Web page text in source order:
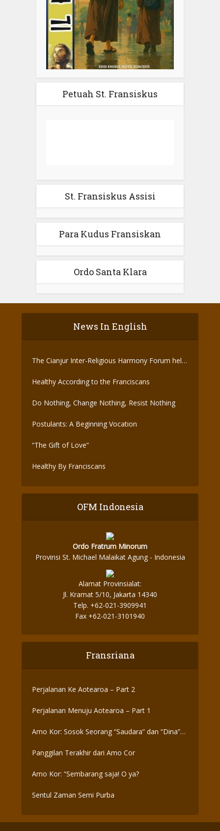
Petuah St. Fransiskus
St. Fransiskus Assisi
Para Kudus Fransiskan
Ordo Santa Klara
News In English
The Cianjur Inter-Religious Harmony Forum held
Healthy According to the Franciscans
Do Nothing, Change Nothing, Resist Nothing
Postulants: A Beginning Vocation
“The Gift of Love”
Healthy By Franciscans
OFM Indonesia
Ordo Fratrum Minorum
Provinsi St. Michael Malaikat Agung - Indonesia
Alamat Provinsialat:
Jl. Kramat 5/10, Jakarta 14340
Telp. +62-021-3909941
Fax +62-021-3101940
Fransriana
Perjalanan Ke Aotearoa – Part 2
Perjalanan Menuju Aotearoa – Part 1
Amo Kor: Sosok Seorang “Saudara” dan “Dina”
Panggilan Terakhir dari Amo Cor
Amo Kor: “Sembarang saja! O ya?
Sentul Zaman Semi Purba